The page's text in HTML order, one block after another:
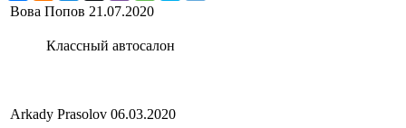
Вова Попов 21.07.2020
Классный автосалон
Arkady Prasolov 06.03.2020